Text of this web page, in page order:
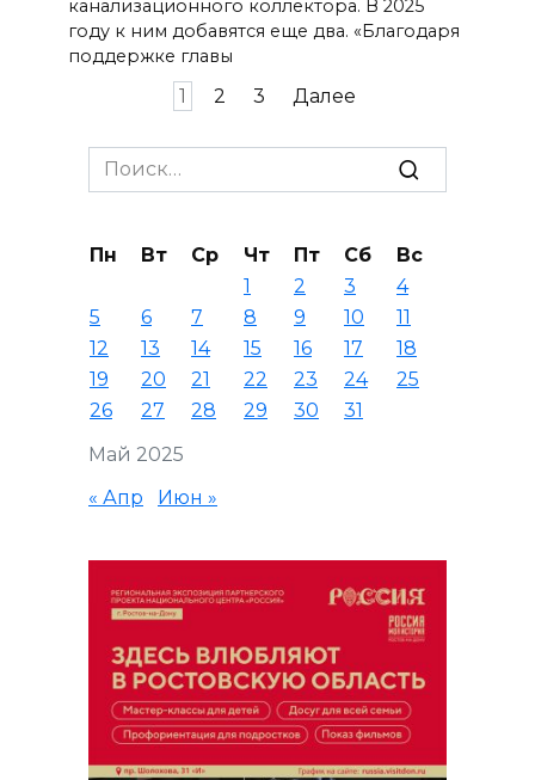
канализационного коллектора. В 2025
году к ним добавятся еще два. «Благодаря
поддержке главы
1 2 3 Далее
Search
for:
Май 2025
Пн Вт Ср Чт Пт Сб
Вс
1
2 3
4
5
6 7 8 9 10
11
12
13 14 15 16 17
18
19
20 21 22 23 24
25
26
27 28 29 30 31
« Апр Июн »